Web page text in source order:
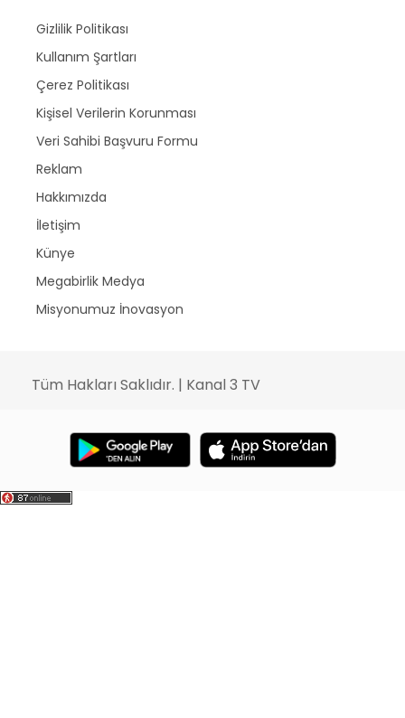
Gizlilik Politikası
Kullanım Şartları
Çerez Politikası
Kişisel Verilerin Korunması
Veri Sahibi Başvuru Formu
Reklam
Hakkımızda
İletişim
Künye
Megabirlik Medya
Misyonumuz İnovasyon
Tüm Hakları Saklıdır. | Kanal 3 TV